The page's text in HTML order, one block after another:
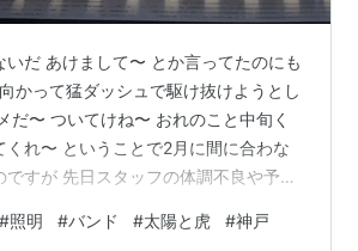
いだ あけまして〜 とか言ってたのにも
かって猛ダッシュで駆け抜けようとし
だ〜 ついてけね〜 おれのこと中旬く
くれ〜 ということで2月に間に合わな
ですが 先日スタッフの体調不良や予定
かの 照明を担当してしまいました！
#照明 #バンド #太陽と虎 #神戸